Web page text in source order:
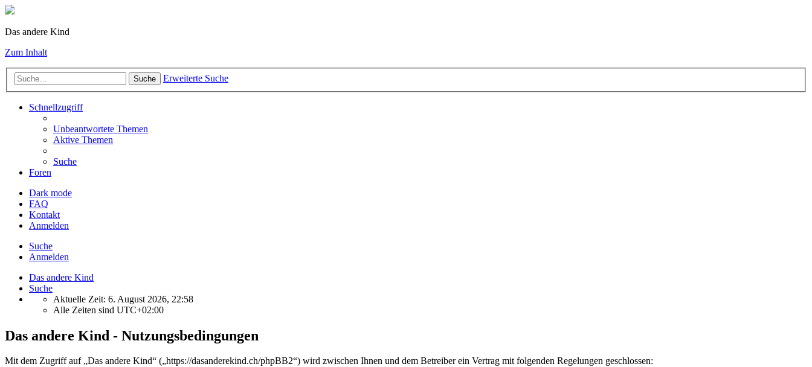
Das andere Kind
Zum Inhalt
Suche Erweiterte Suche
Schnellzugriff
Unbeantwortete Themen
Aktive Themen
Suche
Foren
Dark mode
FAQ
Kontakt
Anmelden
Suche
Anmelden
Das andere Kind
Suche
Aktuelle Zeit: 6. August 2026, 22:58
Alle Zeiten sind UTC+02:00
Das andere Kind - Nutzungsbedingungen
Mit dem Zugriff auf „Das andere Kind“ („https://dasanderekind.ch/phpBB2“) wird zwischen Ihnen und dem Betreiber ein Vertrag mit folgenden Regelungen geschlossen: